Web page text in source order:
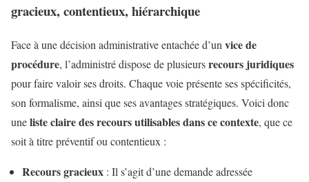
gracieux, contentieux, hiérarchique
Face à une décision administrative entachée d’un vice de
procédure, l’administré dispose de plusieursrecours juridiques
pour faire valoir ses droits. Chaque voie présente ses spécificités,
son formalisme, ainsi que ses avantages stratégiques. Voici donc
uneliste claire des recours utilisables dans ce contexte, que ce
soit à titre préventif ou contentieux :
Recours gracieux : Il s’agit d’une demande adressée